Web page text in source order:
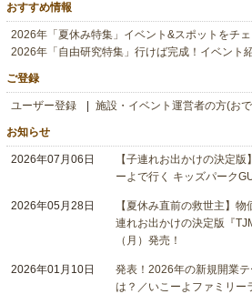
おすすめ情報
2026年「夏休み特集」イベント&スポットをチェ
2026年「自由研究特集」行けば完成！イベント
ご登録
ユーザー登録 施設・イベント運営者の方(お
お知らせ
2026年07月06日
【子連れお出かけの決定
ーよで行く キッズパーク
2026年05月28日
【夏休み直前の救世主】
連れお出かけの決定版『
（月）発売！
2026年01月10日
発表！2026年の新規開業
は？／いこーよファミリー